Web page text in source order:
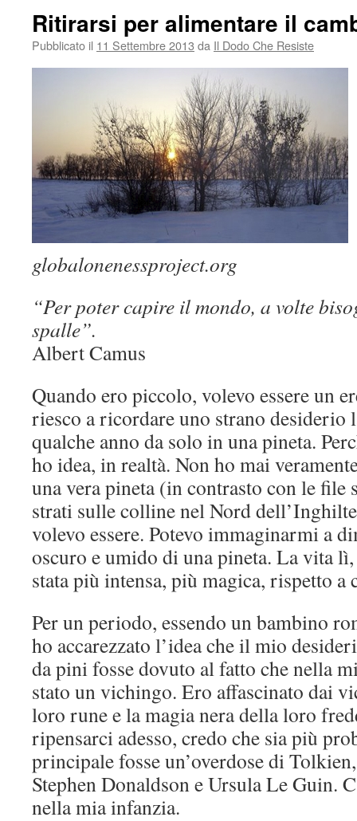
Ritirarsi per alimentare il
Pubblicato il 11 Settembre 2013 da Il Dodo Che Resiste
globalonenessproject.org
“Per poter capire il mondo, a volte
spalle”.
Albert Camus
Quando ero piccolo, volevo essere un
riesco a ricordare uno strano desiderio
qualche anno da solo in una pineta.
ho idea, in realtà. Non ho mai
una vera pineta (in contrasto con le file
strati sulle colline nel Nord
volevo essere. Potevo immaginarmi a
oscuro e umido di una pineta. La vita lì,
stata più intensa, più magica, rispetto a
Per un periodo, essendo un bambino
ho accarezzato l’idea che il mio
da pini fosse dovuto al fatto che nella
stato un vichingo. Ero affascinato dai
loro rune e la magia nera della loro
ripensarci adesso, credo che sia più
principale fosse un’overdose di
Stephen Donaldson e Ursula Le Guin.
nella mia infanzia.